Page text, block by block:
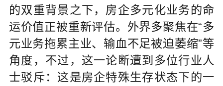
的双重背景之下，房企多元化业务的命
运价值正被重新评估。外界多聚焦在“多
元业务拖累主业、输血不足被迫萎缩”等
角度，不过，这一论断遭到多位行业人
士驳斥：这是房企特殊生存状态下的一